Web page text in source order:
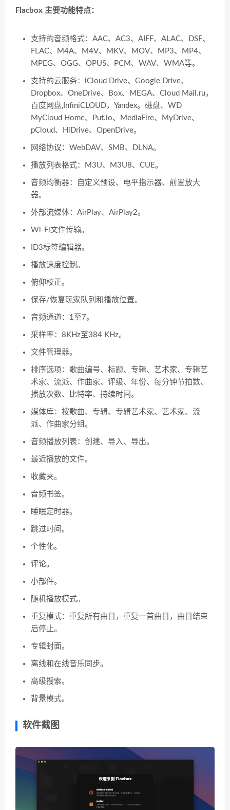
Flacbox 主要功能特点：
支持的音频格式：AAC、AC3、AIFF、ALAC、DSF、
FLAC、M4A、M4V、MKV、MOV、MP3、MP4、
MPEG、OGG、OPUS、PCM、WAV、WMA等。
支持的云服务：iCloud Drive、Google Drive、
Dropbox、OneDrive、Box、MEGA、Cloud Mail.ru，
百度网盘,InfiniCLOUD，Yandex。磁盘、WD
MyCloud Home、Put.io、MediaFire、MyDrive、
pCloud、HiDrive、OpenDrive。
网络协议：WebDAV、SMB、DLNA。
播放列表格式：M3U、M3U8、CUE。
音频均衡器：自定义预设、电平指示器、前置放大
器。
外部流媒体：AirPlay、AirPlay2。
Wi-Fi文件传输。
ID3标签编辑器。
播放速度控制。
俯仰校正。
保存/恢复玩家队列和播放位置。
音频通道：1至7。
采样率：8KHz至384 KHz。
文件管理器。
排序选项：歌曲编号、标题、专辑、艺术家、专辑艺
术家、流派、作曲家、评级、年份、每分钟节拍数、
播放次数、比特率、持续时间。
媒体库：按歌曲、专辑、专辑艺术家、艺术家、流
派、作曲家分组。
音频播放列表：创建、导入、导出。
最近播放的文件。
收藏夹。
音频书签。
睡眠定时器。
跳过时间。
个性化。
评论。
小部件。
随机播放模式。
重复模式：重复所有曲目，重复一首曲目，曲目结束
后停止。
专辑封面。
离线和在线音乐同步。
高级搜索。
背景模式。
软件截图